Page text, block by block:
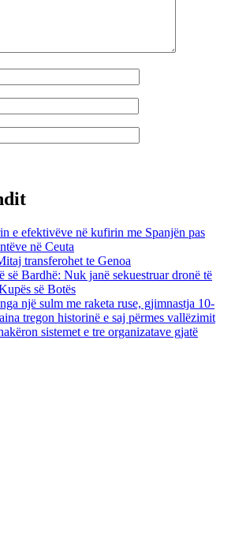
e efektivëve në kufirin me Spanjën pas
në Ceuta
transferohet te Genoa
së Bardhë: Nuk janë sekuestruar dronë të
së Botës
një sulm me raketa ruse, gjimnastja 10-
tregon historinë e saj përmes vallëzimit
sistemet e tre organizatave gjatë